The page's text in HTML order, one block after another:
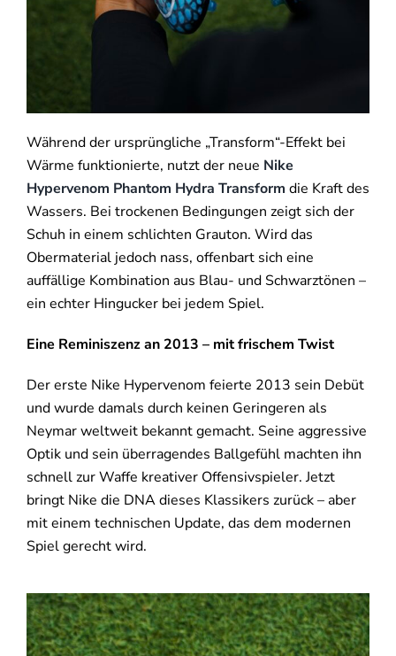
Während der ursprüngliche „Transform“-Effekt bei
Wärme funktionierte, nutzt der neue Nike
Hypervenom Phantom Hydra Transform die Kraft des
Wassers. Bei trockenen Bedingungen zeigt sich der
Schuh in einem schlichten Grauton. Wird das
Obermaterial jedoch nass, offenbart sich eine
auffällige Kombination aus Blau- und Schwarztönen –
ein echter Hingucker bei jedem Spiel.
Eine Reminiszenz an 2013 – mit frischem Twist
Der erste Nike Hypervenom feierte 2013 sein Debüt
und wurde damals durch keinen Geringeren als
Neymar weltweit bekannt gemacht. Seine aggressive
Optik und sein überragendes Ballgefühl machten ihn
schnell zur Waffe kreativer Offensivspieler. Jetzt
bringt Nike die DNA dieses Klassikers zurück – aber
mit einem technischen Update, das dem modernen
Spiel gerecht wird.